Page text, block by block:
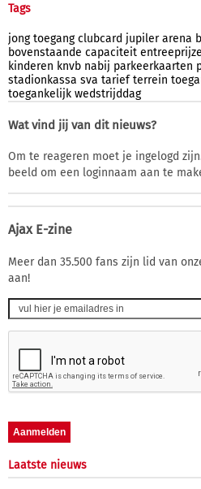
Tags
jong toegang clubcard jupiler arena
bovenstaande capaciteit
kinderen knvb nabij parkeerkaarten
stadionkassa sva tarief terrein
toegankelijk wedstrijddag
Wat vind jij van dit nieuws?
Om te reageren moet je ingelogd
beeld om een loginnaam aan te
Ajax E-zine
Meer dan 35.500 fans zijn lid van
aan!
Laatste nieuws